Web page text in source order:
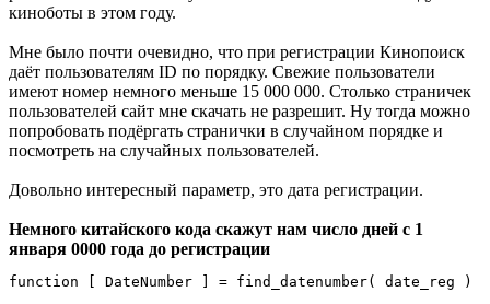
киноботы в этом году.
Мне было почти очевидно, что при регистрации Кинопоиск
даёт пользователям ID по порядку. Свежие пользователи
имеют номер немного меньше 15 000 000. Столько страничек
пользователей сайт мне скачать не разрешит. Ну тогда можно
попробовать подёргать странички в случайном порядке и
посмотреть на случайных пользователей.
Довольно интересный параметр, это дата регистрации.
Немного китайского кода скажут нам число дней с 1
января 0000 года до регистрации
function [ DateNumber ] = find_datenumber( date_reg )